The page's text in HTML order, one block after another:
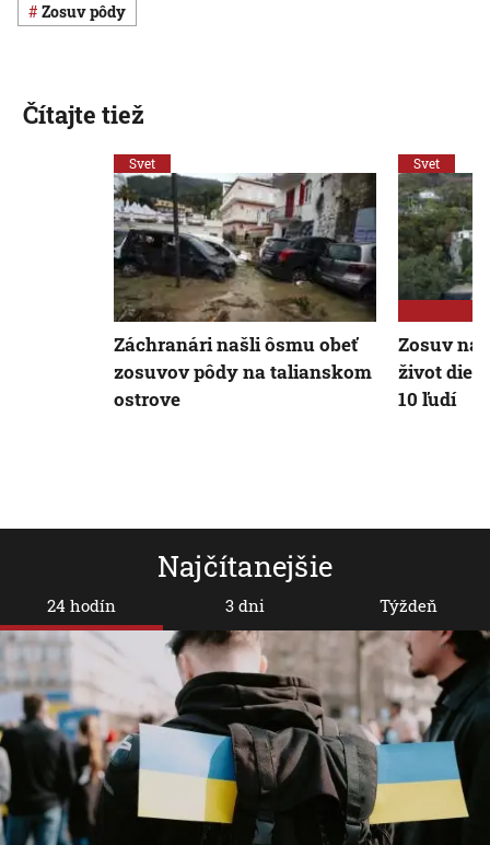
zosuv pôdy
Najčítanejšie
24 hodín 3 dni Týždeň
Čítajte tiež
Svet
Záchranári našli ôsmu obeť
zosuvov pôdy na talianskom
ostrove
Svet
Zosuv na
život
10 ľudí